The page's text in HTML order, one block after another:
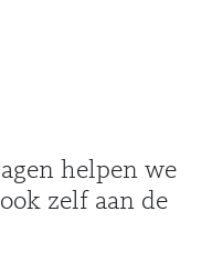
helpen we
zelf aan de